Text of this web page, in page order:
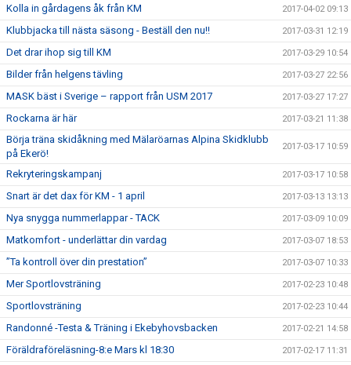
Kolla in gårdagens åk från KM 2017-04-02 09:13
Klubbjacka till nästa säsong - Beställ den nu!! 2017-03-31 12:19
Det drar ihop sig till KM 2017-03-29 10:54
Bilder från helgens tävling 2017-03-27 22:56
MASK bäst i Sverige – rapport från USM 2017 2017-03-27 17:27
Rockarna är här 2017-03-21 11:38
Börja träna skidåkning med Mälaröarnas Alpina Skidklubb
på Ekerö!
2017-03-17 10:59
Rekryteringskampanj 2017-03-17 10:58
Snart är det dax för KM - 1 april 2017-03-13 13:13
Nya snygga nummerlappar - TACK 2017-03-09 10:09
Matkomfort - underlättar din vardag 2017-03-07 18:53
”Ta kontroll över din prestation” 2017-03-07 10:33
Mer Sportlovsträning 2017-02-23 10:48
Sportlovsträning 2017-02-23 10:44
Randonné -Testa & Träning i Ekebyhovsbacken 2017-02-21 14:58
Föräldraföreläsning-8:e Mars kl 18:30 2017-02-17 11:31